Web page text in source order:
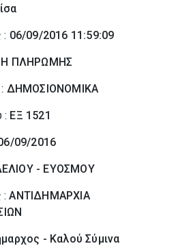
: 06/09/2016 11:59:09
ΠΛΗΡΩΜΗΣ
ΔΗΜΟΣΙΟΝΟΜΙΚΑ
: ΕΞ 1521
09/2016
- ΕΥΟΣΜΟΥ
:ΑΝΤΙΔΗΜΑΡΧΙΑ
- Καλού Σύµινα